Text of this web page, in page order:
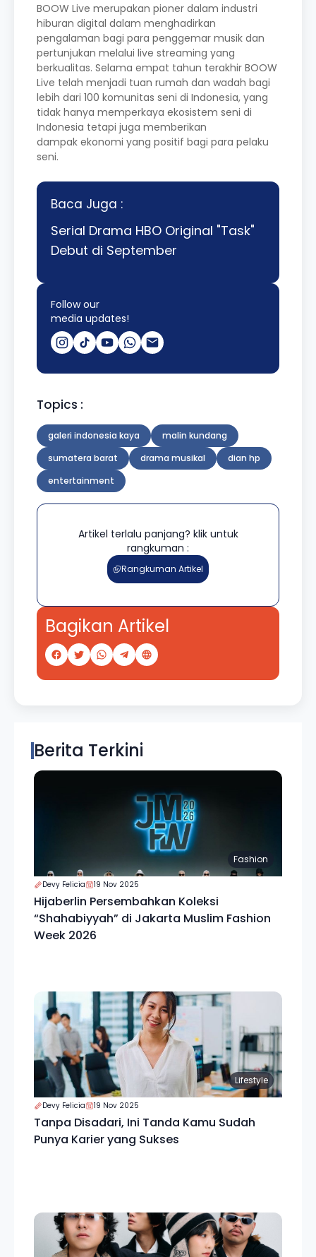
BOOW Live merupakan pioner dalam industri
hiburan digital dalam menghadirkan
pengalaman bagi para penggemar musik dan
pertunjukan melalui live streaming yang
berkualitas. Selama empat tahun terakhir BOOW
Live telah menjadi tuan rumah dan wadah bagi
lebih dari 100 komunitas seni di Indonesia, yang
tidak hanya memperkaya ekosistem seni di
Indonesia tetapi juga memberikan
dampak ekonomi yang positif bagi para pelaku
seni.
Baca Juga :
Serial Drama HBO Original "Task"
Debut di September
Follow our
media updates!
Topics :
galeri indonesia kaya
malin kundang
sumatera barat
drama musikal
dian hp
entertainment
Artikel terlalu panjang? klik untuk
rangkuman :
Rangkuman Artikel
Bagikan Artikel
Berita Terkini
Fashion
Devy Felicia 19 Nov 2025
Hijaberlin Persembahkan Koleksi
“Shahabiyyah” di Jakarta Muslim Fashion
Week 2026
Lifestyle
Devy Felicia 19 Nov 2025
Tanpa Disadari, Ini Tanda Kamu Sudah
Punya Karier yang Sukses